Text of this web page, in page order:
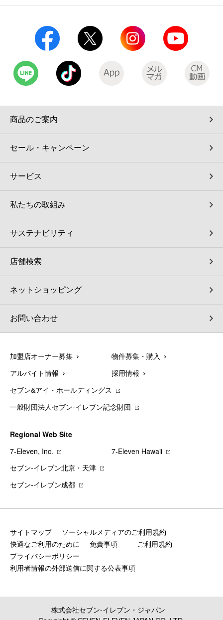
モバイルバッテリーシェアリング（店舗限定）
モバイルWi-Fiバッテリーシェアリング（店舗限定）
商品のご案内
セール・キャンペーン
サービス
私たちの取組み
サステナビリティ
店舗検索
ネットショッピング
お問い合わせ
加盟店オーナー募集 物件募集・購入
アルバイト情報 採用情報
セブン&アイ・ホールディングス
一般財団法人セブン-イレブン記念財団
Regional Web Site
7‐Eleven, Inc.
7‐Eleven Hawaii
セブン‐イレブン北京・天津
セブン‐イレブン成都
サイトマップ
ソーシャルメディアのご利用規約
快適なご利用のために
免責事項
ご利用規約
プライバシーポリシー
利用者情報の外部送信に関する公表事項
株式会社セブン‐イレブン・ジャパン